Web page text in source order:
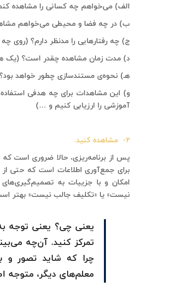
الف) می‌خواهم چه کسانی را مشاهده
ب) در چه فضا و محیطی می‌خواهم
ج) چه رفتارهایی را مدنظر دارم؟ (روی
د) مدت زمان مشاهده چقدر است؟ (یک
هـ) نحوه‌ی مستندسازی چطور خواهد
و) این مشاهدات برای چه هدفی استفاده
آموزشی را ارزیابی کنیم و …)
۲- مشاهده کنید.
پس از برنامه‌ریزی، حالا ضروری است
برای جمع‌آوری اطلاعات است که حتی
امکان و با جزییات به
نیست» یا «تکلیف جالب نیست» بهتر
یعنی چی؟ یعنی توجه
تمرکز کنید. آن‌چه
چرا که شاید تصور و
معلم‌های دیگر، متوجه